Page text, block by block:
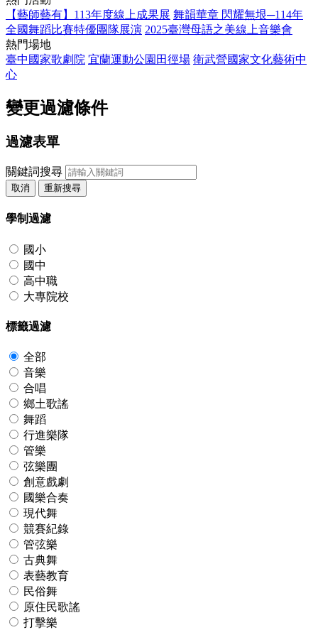
【藝師藝有】113年度線上成果展 舞韻華章 閃耀無垠─114年
全國舞蹈比賽特優團隊展演 2025臺灣母語之美線上音樂會
熱門場地
臺中國家歌劇院 宜蘭運動公園田徑場 衛武營國家文化藝術中
心
變更過濾條件
過濾表單
關鍵詞搜尋
取消 重新搜尋
學制過濾
國小
國中
高中職
大專院校
標籤過濾
全部
音樂
合唱
鄉土歌謠
舞蹈
行進樂隊
管樂
弦樂團
創意戲劇
國樂合奏
現代舞
競賽紀錄
管弦樂
古典舞
表藝教育
民俗舞
原住民歌謠
打擊樂